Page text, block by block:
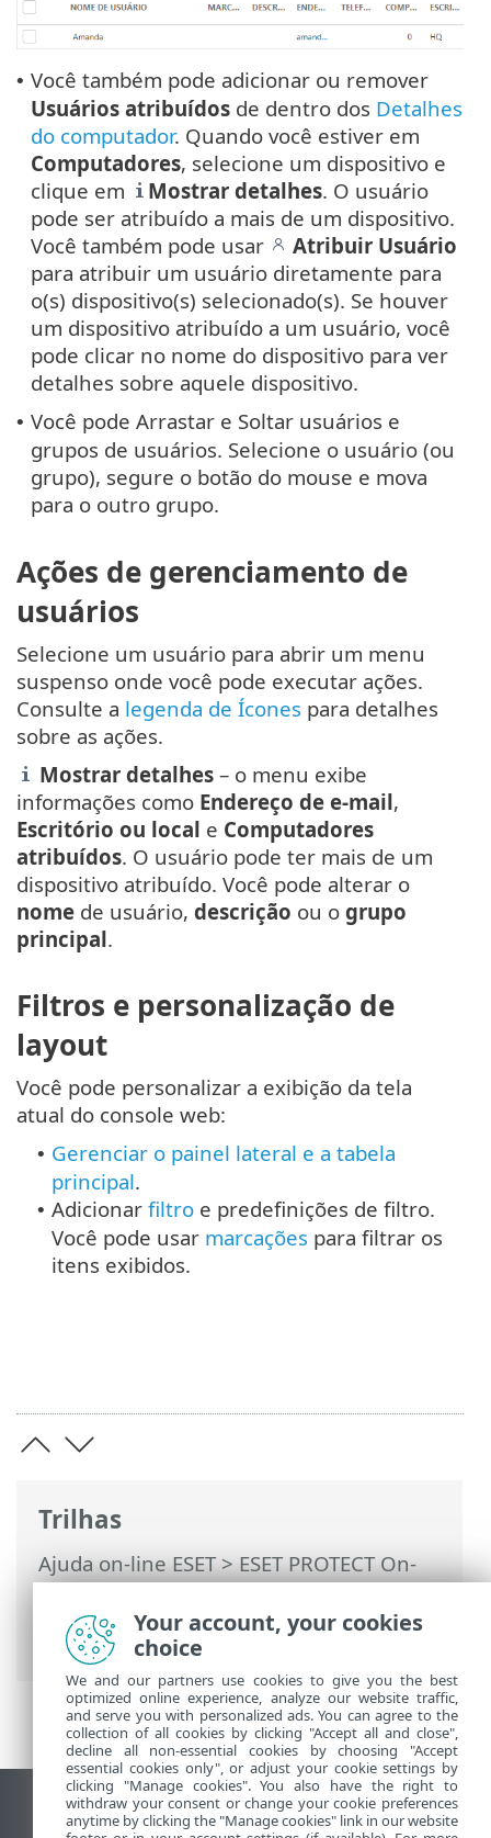
Trilhas
Ajuda on-line ESET>ESET PROTECT On-
Prem>Usando o ESET PROTECT On-Prem
ESET PROTECT On-Prem Menu principal
Mais> Usuários do computador
• Você também pode adicionar ou remover
Usuários atribuídos de dentro dos Detalhes
do computador. Quando você estiver em
Computadores, selecione um dispositivo e
clique em
Mostrar detalhes. O usuário
pode ser atribuído a mais de um dispositivo.
Você também pode usar
Atribuir Usuário
para atribuir um usuário diretamente para
o(s) dispositivo(s) selecionado(s). Se houver
um dispositivo atribuído a um usuário, você
pode clicar no nome do dispositivo para ver
detalhes sobre aquele dispositivo.
• Você pode Arrastar e Soltar usuários e
grupos de usuários. Selecione o usuário (ou
grupo), segure o botão do mouse e mova
para o outro grupo.
Ações de gerenciamento de
usuários
Selecione um usuário para abrir um menu
suspenso onde você pode executar ações.
Consulte a legenda de Ícones para detalhes
sobre as ações.
Mostrar detalhes – o menu exibe
informações como Endereço de e-mail,
Escritório ou local e Computadores
atribuídos. O usuário pode ter mais de um
dispositivo atribuído. Você pode alterar o
nome de usuário, descrição ou o grupo
principal.
Filtros e personalização de
layout
Você pode personalizar a exibição da tela
atual do console web:
• Gerenciar o painel lateral e a tabela
principal.
• Adicionar filtro e predefinições de filtro.
Você pode usar marcações para filtrar os
itens exibidos.
Ver site para desktop
Your account, your cookies
choice
We and our partners use cookies to give you the best
optimized online experience, analyze our website traffic,
and serve you with personalized ads. You can agree to the
collection of all cookies by clicking "Accept all and close",
decline all non-essential cookies by choosing "Accept
essential cookies only", or adjust your cookie settings by
clicking "Manage cookies". You also have the right to
withdraw your consent or change your cookie preferences
anytime by clicking the "Manage cookies" link in our website